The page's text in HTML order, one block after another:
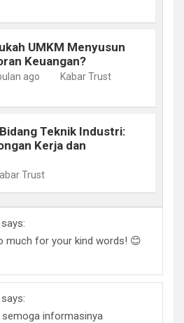
UMKM Menyusun
Keuangan?
ago Kabar Trust
Teknik Industri:
Kerja dan
Trust
says:
much for your kind words! 😊
says:
informasinya